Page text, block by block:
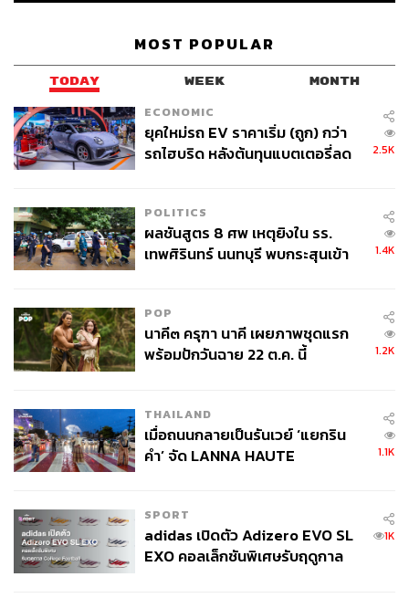
ABOUT THE AUTHOR
THE STANDARD TEAM
กองบรรณาธิการ THE STANDARD
MOST POPULAR
TODAY WEEK MONTH
ECONOMIC
ยุคใหม่รถ EV ราคาเริ่ม (ถูก) กว่า
รถไฮบริด หลังต้นทุนแบตเตอรี่ลด
2.5K
POLITICS
ผลชันสูตร 8 ศพ เหตุยิงใน รร.
เทพศิรินทร์ นนทบุรี พบกระสุนเข้า
1.4K
POP
นาคี๓ ครุฑา นาคี เผยภาพชุดแรก
พร้อมปักวันฉาย 22 ต.ค. นี้
1.2K
THAILAND
เมื่อถนนกลายเป็นรันเวย์ ‘แยกริน
คำ’ จัด LANNA HAUTE
1.1K
SPORT
adidas เปิดตัว Adizero EVO SL
EXO คอลเล็กชันพิเศษรับฤดูกาล
1K